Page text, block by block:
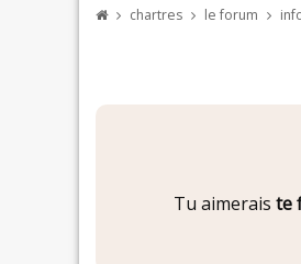
chartres le forum
Tu aimerais te